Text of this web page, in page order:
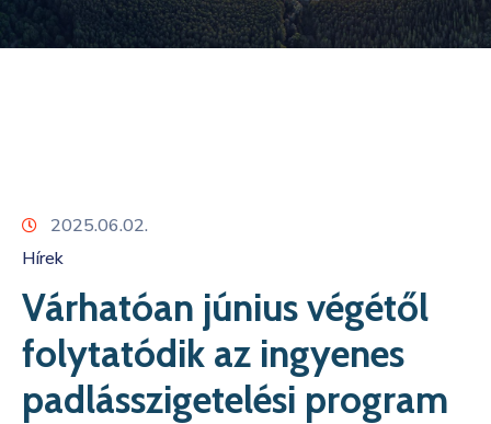
Kapcsolat
2025.06.02.
Hírek
Várhatóan június végétől
folytatódik az ingyenes
padlásszigetelési program